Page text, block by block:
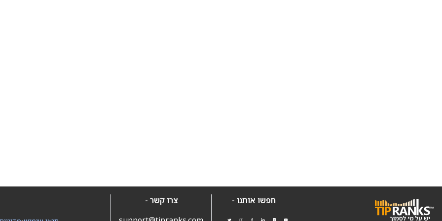
חפשו אותנו -
צרו קשר -